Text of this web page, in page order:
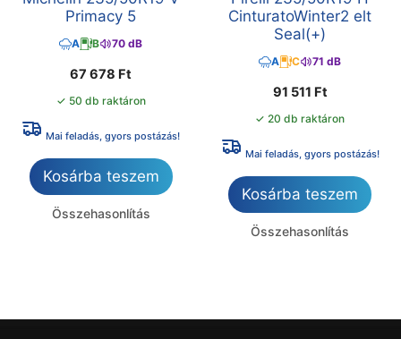
Primacy 5
A B 70 dB
67 678 Ft
✓ 50 db raktáron
Mai feladás, gyors postázás!
Kosárba teszem
Összehasonlítás
CinturatoWinter2 elt
Seal(+)
A C 71 dB
91 511 Ft
✓ 20 db raktáron
Mai feladás, gyors postázás!
Kosárba teszem
Összehasonlítás